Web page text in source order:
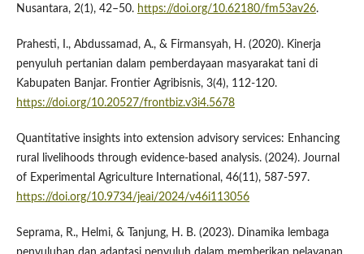
Nusantara, 2(1), 42–50. https://doi.org/10.62180/fm53av26.
Prahesti, I., Abdussamad, A., & Firmansyah, H. (2020). Kinerja
penyuluh pertanian dalam pemberdayaan masyarakat tani di
Kabupaten Banjar. Frontier Agribisnis, 3(4), 112-120.
https://doi.org/10.20527/frontbiz.v3i4.5678
Quantitative insights into extension advisory services: Enhancing
rural livelihoods through evidence-based analysis. (2024). Journal
of Experimental Agriculture International, 46(11), 587-597.
https://doi.org/10.9734/jeai/2024/v46i113056
Seprama, R., Helmi, & Tanjung, H. B. (2023). Dinamika lembaga